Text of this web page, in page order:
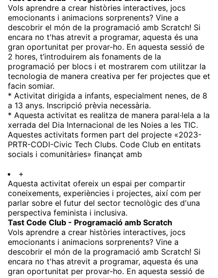
Vols aprendre a crear històries interactives, jocs
emocionants i animacions sorprenents? Vine a
descobrir el món de la programació amb Scratch! Si
encara no t'has atrevit a programar, aquesta és una
gran oportunitat per provar-ho. En aquesta sessió de
2 hores, t’introduirem als fonaments de la
programació per blocs i et mostrarem com utilitzar la
tecnologia de manera creativa per fer projectes que et
facin somiar.
* Activitat dirigida a infants, especialment nenes, de 8
a 13 anys. Inscripció prèvia necessària.
* Aquesta activitat es realitza de manera paral·lela a la
xerrada del Dia Internacional de les Noies a les TIC.
Aquestes activitats formen part del projecte «2023-
PRTR-CODI-Civic Tech Clubs. Code Club en entitats
socials i comunitàries» finançat amb
+
Aquesta activitat ofereix un espai per compartir
coneixements, experiències i projectes, així com per
parlar sobre el futur del sector tecnològic des d'una
perspectiva feminista i inclusiva.
Tast Code Club - Programació amb Scratch
Vols aprendre a crear històries interactives, jocs
emocionants i animacions sorprenents? Vine a
descobrir el món de la programació amb Scratch! Si
encara no t'has atrevit a programar, aquesta és una
gran oportunitat per provar-ho. En aquesta sessió de